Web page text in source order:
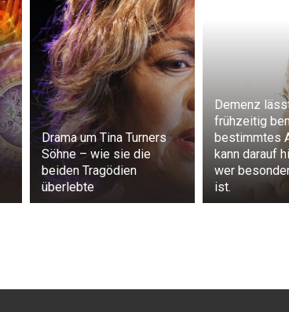
Drama um Tina Turners
Söhne – wie sie die
beiden Tragödien
überlebte
Demenz
frühzeitig
bestimmtes
kann darauf
wer
ist.